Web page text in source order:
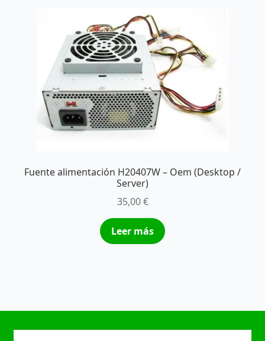
Fuente alimentación H20407W – Oem (Desktop /
Server)
35,00€
Leer más